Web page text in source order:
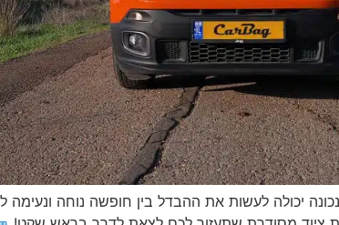
יכולה לעשות את ההבדל בין חופשה נוחה